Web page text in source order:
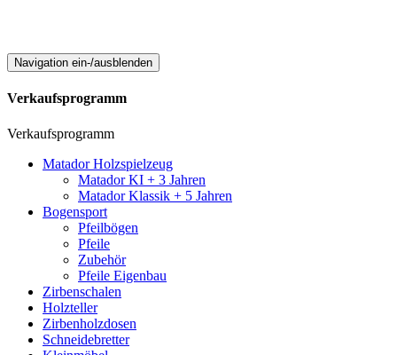
Navigation ein-/ausblenden
Verkaufsprogramm
Verkaufsprogramm
Matador Holzspielzeug
Matador KI + 3 Jahren
Matador Klassik + 5 Jahren
Bogensport
Pfeilbögen
Pfeile
Zubehör
Pfeile Eigenbau
Zirbenschalen
Holzteller
Zirbenholzdosen
Schneidebretter